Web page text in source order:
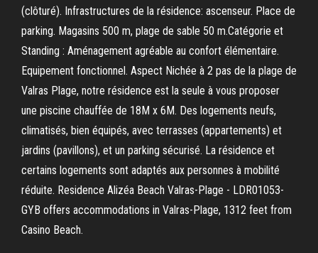
(clôturé). Infrastructures de la résidence: ascenseur. Place de
parking. Magasins 500 m, plage de sable 50 m.Catégorie et
Standing : Aménagement agréable au confort élémentaire.
Equipement fonctionnel. Aspect Nichée à 2 pas de la plage de
Valras Plage, notre résidence est la seule à vous proposer
une piscine chauffée de 18M x 6M. Des logements neufs,
climatisés, bien équipés, avec terrasses (appartements) et
jardins (pavillons), et un parking sécurisé. La résidence et
certains logements sont adaptés aux personnes à mobilité
réduite. Residence Alizéa Beach Valras-Plage - LDR01053-
GYB offers accommodations in Valras-Plage, 1312 feet from
Casino Beach.